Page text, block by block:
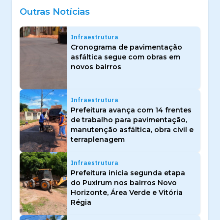
Outras Notícias
Infraestrutura
Cronograma de pavimentação
asfáltica segue com obras em
novos bairros
Infraestrutura
Prefeitura avança com 14 frentes
de trabalho para pavimentação,
manutenção asfáltica, obra civil e
terraplenagem
Infraestrutura
Prefeitura inicia segunda etapa
do Puxirum nos bairros Novo
Horizonte, Área Verde e Vitória
Régia